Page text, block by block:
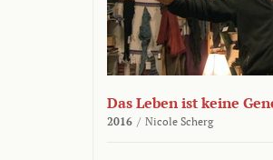
Das Leben ist keine
2016 / Nicole Scherg